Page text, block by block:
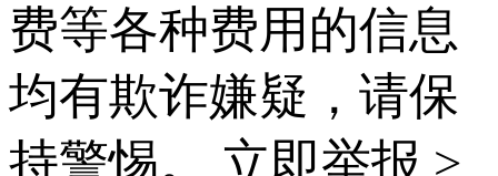
费等各种费用的信息
均有欺诈嫌疑，请保
持警惕。 立即举报 >